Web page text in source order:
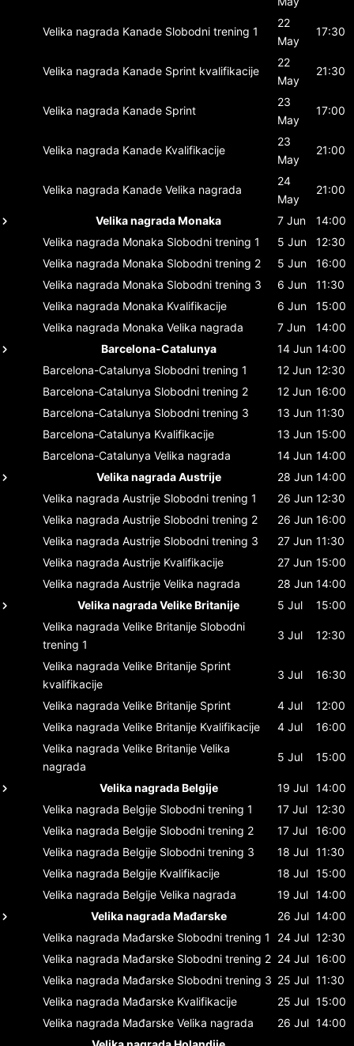
Velika nagrada Kanade Slobodni trening 1
22
May
17:30
Velika nagrada Kanade Sprint kvalifikacije
22
May
21:30
Velika nagrada Kanade Sprint
23
May
17:00
Velika nagrada Kanade Kvalifikacije
23
May
21:00
Velika nagrada Kanade Velika nagrada
24
May
21:00
Velika nagrada Monaka 7 Jun
14:00
Velika nagrada Monaka Slobodni trening 1 5 Jun
12:30
Velika nagrada Monaka Slobodni trening 2 5 Jun
16:00
Velika nagrada Monaka Slobodni trening 3 6 Jun
11:30
Velika nagrada Monaka Kvalifikacije 6 Jun
15:00
Velika nagrada Monaka Velika nagrada 7 Jun
14:00
Barcelona-Catalunya
14 Jun 14:00
Barcelona-Catalunya Slobodni trening 1 12 Jun 12:30
Barcelona-Catalunya Slobodni trening 2 12 Jun 16:00
Barcelona-Catalunya Slobodni trening 3 13 Jun 11:30
Barcelona-Catalunya Kvalifikacije 13 Jun 15:00
Barcelona-Catalunya Velika nagrada 14 Jun 14:00
Velika nagrada Austrije
28 Jun 14:00
Velika nagrada Austrije Slobodni trening 1 26 Jun 12:30
Velika nagrada Austrije Slobodni trening 2 26 Jun 16:00
Velika nagrada Austrije Slobodni trening 3 27 Jun 11:30
Velika nagrada Austrije Kvalifikacije 27 Jun 15:00
Velika nagrada Austrije Velika nagrada 28 Jun 14:00
Velika nagrada Velike Britanije
5 Jul
15:00
Velika nagrada Velike Britanije Slobodni
trening 1
3 Jul 12:30
Velika nagrada Velike Britanije Sprint
kvalifikacije
3 Jul 16:30
Velika nagrada Velike Britanije Sprint 4 Jul
12:00
Velika nagrada Velike Britanije Kvalifikacije 4 Jul
16:00
Velika nagrada Velike Britanije Velika
nagrada
5 Jul 15:00
Velika nagrada Belgije 19 Jul 14:00
Velika nagrada Belgije Slobodni trening 1 17 Jul
12:30
Velika nagrada Belgije Slobodni trening 2 17 Jul
16:00
Velika nagrada Belgije Slobodni trening 3 18 Jul 11:30
Velika nagrada Belgije Kvalifikacije 18 Jul 15:00
Velika nagrada Belgije Velika nagrada 19 Jul 14:00
Velika nagrada Mađarske
26 Jul 14:00
Velika nagrada Mađarske Slobodni trening 1 24 Jul 12:30
Velika nagrada Mađarske Slobodni trening 2 24 Jul 16:00
Velika nagrada Mađarske Slobodni trening 3 25 Jul 11:30
Velika nagrada Mađarske Kvalifikacije 25 Jul 15:00
Velika nagrada Mađarske Velika nagrada 26 Jul 14:00